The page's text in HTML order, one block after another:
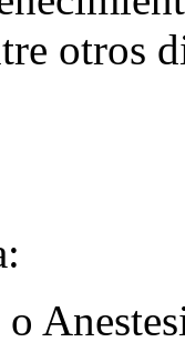
otros